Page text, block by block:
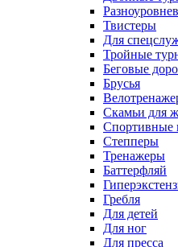
Твистеры
Для
Тройные
Беговые
Брусья
Скамьи для
Спортивные
Степперы
Тренажеры
Баттерфляй
Гребля
Для детей
Для ног
Для пресса